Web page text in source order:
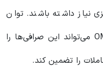
نیاز داشته باشند. توان
عملیاتی بالا و تأخیر کم شبکه OMNI می‌تواند این صرافی‌ها را
را تضمین کند.